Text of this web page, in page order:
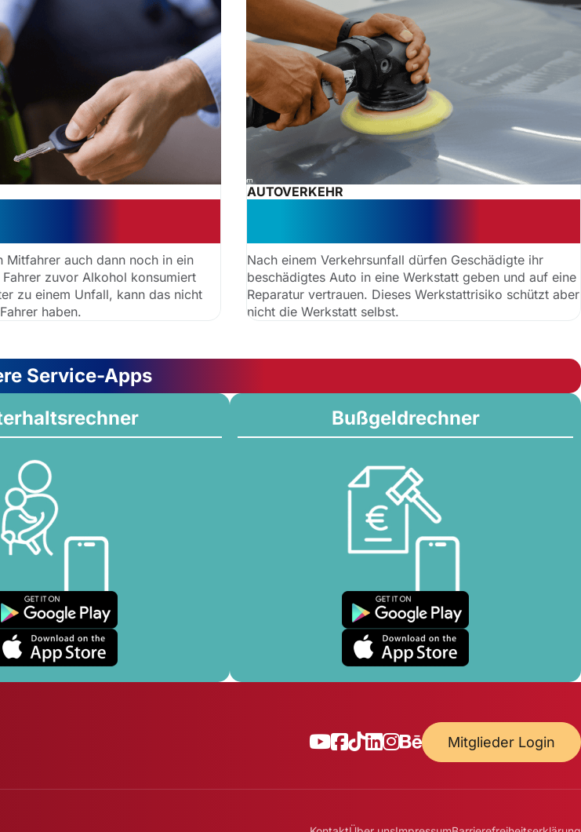
Mitfahrer auch dann noch in ein
zuvor Alkohol konsumiert
zu einem Unfall, kann das nicht
haben.
AUTOVERKEHR
Nach einem Verkehrsunfall dürfen Geschädigte ihr
beschädigtes Auto in eine Werkstatt geben und auf eine
Reparatur vertrauen. Dieses Werkstattrisiko schützt aber
nicht die Werkstatt selbst.
Service-Apps
Bußgeldrechner
Mitglieder Login